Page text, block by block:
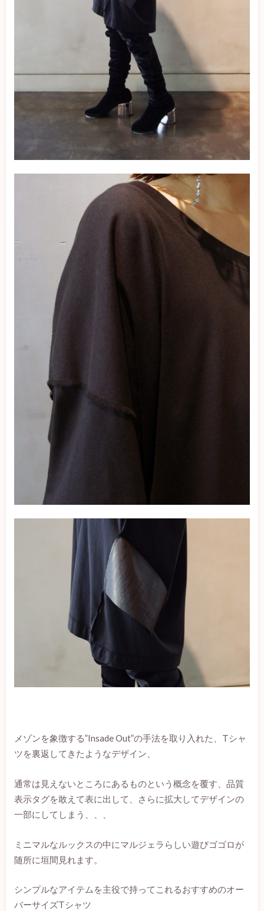
メゾンを象徴する”Insade Out”の手法を取り入れた、Tシャ
ツを裏返してきたようなデザイン、
通常は見えないところにあるものという概念を覆す、品質
表示タグを敢えて表に出して、さらに拡大してデザインの
一部にしてしまう、、、
ミニマルなルックスの中にマルジェラらしい遊びゴゴロが
随所に垣間見れます。
シンプルなアイテムを主役で持ってこれるおすすめのオー
バーサイズTシャツ